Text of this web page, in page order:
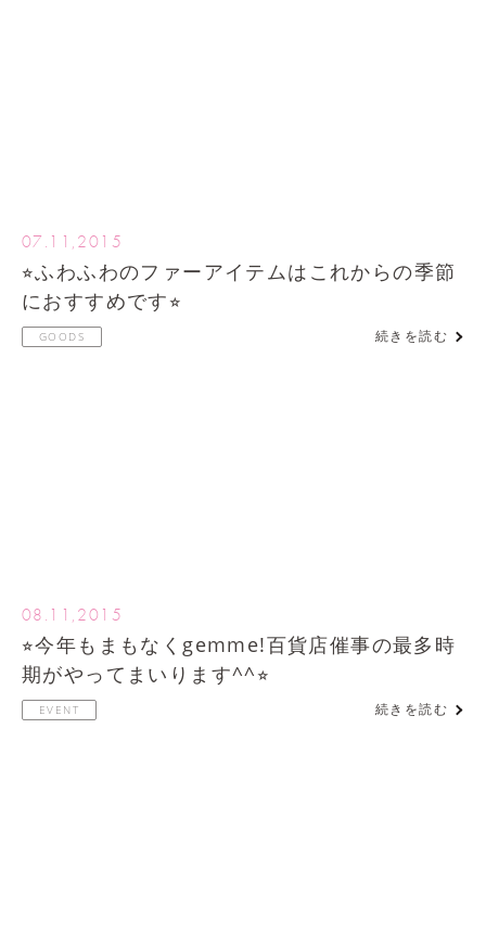
07.11,2015
⭐︎ふわふわのファーアイテムはこれからの季節
におすすめです⭐︎
GOODS 続きを読む
08.11,2015
⭐︎今年もまもなくgemme!百貨店催事の最多時
期がやってまいります^^⭐︎
EVENT 続きを読む